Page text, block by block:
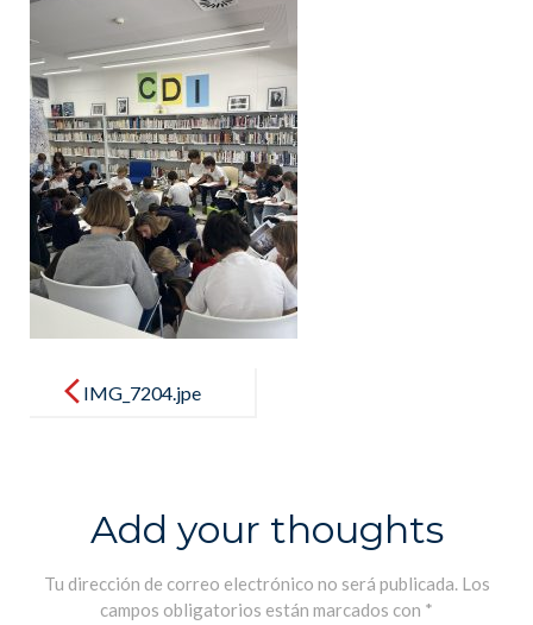
navigationIMG_7204.jpe
Add your thoughts
Tu dirección de correo electrónico no será publicada. Los
campos obligatorios están marcados con *